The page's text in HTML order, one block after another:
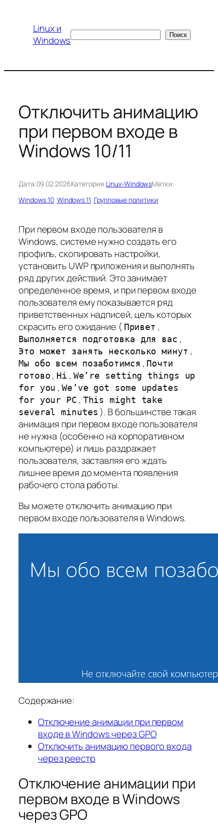
содержимому
Linux и
Windows
Поиск
Отключить анимацию
при первом входе в
Windows 10/11
Дата:09.02.2026Категория:Linux-WindowsМетки:
Windows 10 Windows 11 Групповые политики
При первом входе пользователя в
Windows, системе нужно создать его
профиль, скопировать настройки,
установить UWP приложения и выполнять
ряд других действий. Это занимает
определенное время, и при первом входе
пользователя ему показывается ряд
приветственных надписей, цель которых
скрасить егоожидание ( Привет ,
Выполняется подготовка для вас ,
Это может занять несколько минут ,
Мы обо всем позаботимся , Почти
готово , Hi , We’re setting things up
for you ,We’ve got some updates
for your PC , This might take
several minutes ). В большинстве такая
анимация при первом входе пользователя
не нужна (особенно на корпоративном
компьютере) и лишь раздражает
пользователя, заставляя его ждать
лишнее время до момента появления
рабочего стола работы.
Вы можете отключить анимацию при
первом входе пользователя в Windows.
Содержание:
Отключение анимации при первом
входе в Windows через GPO
Отключить анимацию первого входа
через реестр
Отключение анимации при
первом входе в Windows
через GPO